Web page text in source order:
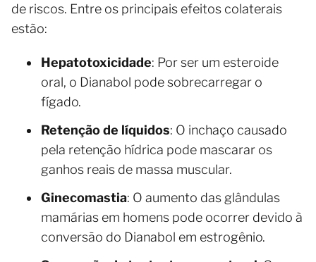
de riscos. Entre os principais efeitos colaterais
estão:
Hepatotoxicidade: Por ser um esteroide
oral, o Dianabol pode sobrecarregar o
fígado.
Retenção de líquidos: O inchaço causado
pela retenção hídrica pode mascarar os
ganhos reais de massa muscular.
Ginecomastia: O aumento das glândulas
mamárias em homens pode ocorrer devido à
conversão do Dianabol em estrogênio.